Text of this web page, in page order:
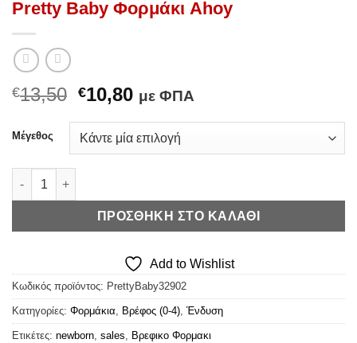
Pretty Baby Φορμάκι Ahoy
€13,50 Original
was:
€13,50.
€10,80Η
τιμή
είναι:
με ΦΠΑ
Μέγεθος
Pretty Baby Φορμάκι Ahoy ποσότητα
ΠΡΟΣΘΉΚΗ ΣΤΟ ΚΑΛΆΘΙ
Add to Wishlist
Κωδικός προϊόντος: PrettyBaby32902
Κατηγορίες: Φορμάκια, Βρέφος (0-4), Ένδυση
Ετικέτες: newborn, sales, Βρεφικο Φορμακι